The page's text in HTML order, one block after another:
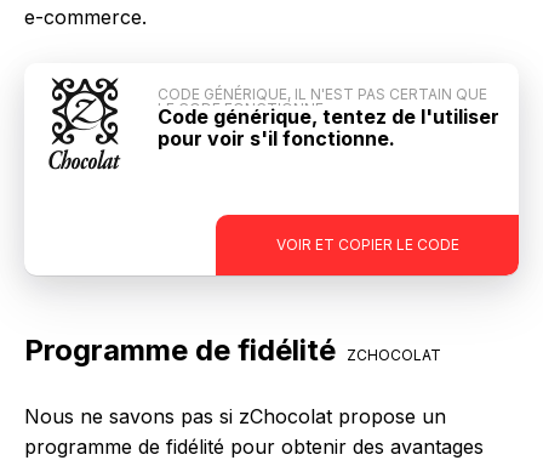
e-commerce.
VOIR ET COPIER LE CODE
CODE GÉNÉRIQUE, IL N'EST PAS CERTAIN QUE
LE CODE FONCTIONNE
Code générique, tentez de l'utiliser
pour voir s'il fonctionne.
Programme de fidélité ZCHOCOLAT
Nous ne savons pas si zChocolat propose un
programme de fidélité pour obtenir des avantages